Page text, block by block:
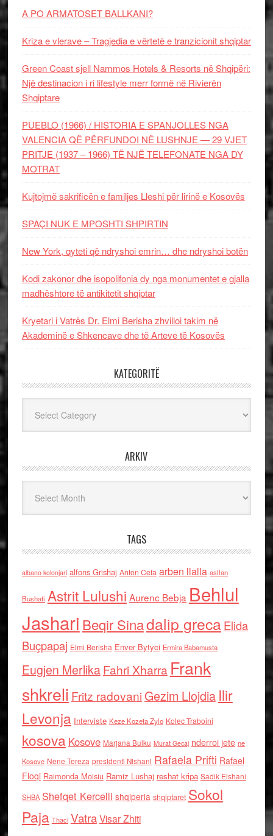
A PO ARMATOSET BALLKANI?
Kriza e vlerave – Tragjedia e vërtetë e tranzicionit shqiptar
Green Coast sjell Nammos Hotels & Resorts në Shqipëri:
Një destinacion i ri lifestyle merr formë në Rivierën
Shqiptare
PUEBLO (1966) / HISTORIA E SPANJOLLES NGA
VALENCIA QË PËRFUNDOI NË LUSHNJE — 29 VJET
PRITJE (1937 – 1966) TË NJË TELEFONATE NGA DY
MOTRAT
Kujtojmë sakrificën e familjes Lleshi për lirinë e Kosovës
SPAÇI NUK E MPOSHTI SHPIRTIN
New York, qyteti që ndryshoi emrin… dhe ndryshoi botën
Kodi zakonor dhe isopolifonia dy nga monumentet e gjalla
madhështore të antikitetit shqiptar
Kryetari i Vatrës Dr. Elmi Berisha zhvilloi takim në
Akademinë e Shkencave dhe të Arteve të Kosovës
KATEGORITË
ARKIV
TAGS
albano kolonjari alfons Grishaj Anton Cefa arben llalla asllan
Bushati Astrit Lulushi Aurenc Bebja Behlul
Jashari Beqir Sinadalip grecaElida
Buçpapaj Elmi Berisha Enver Bytyci Ermira Babamusta
Eugjen MerlikaFahri Xharra Frank
shkreli Fritz radovaniGezim Llojdia Ilir
Levonja Interviste Keze Kozeta Zylo Kolec Traboini
kosova Kosove Marjana Bulku Murat Gecaj nderroi jete ne
Kosove Nene Tereza presidenti Nishani Rafaela Prifti Rafael
Floqi Raimonda Moisiu Ramiz Lushaj reshat kripa Sadik Elshani
SHBA Shefqet Kercelli shqiperia shqiptaret Sokol
Paja Thaci VatraVisar Zhiti